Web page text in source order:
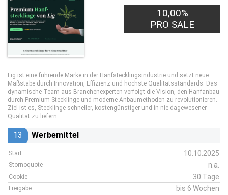
10,00%
PRO SALE
Lig ist eine führende Marke in der Hanfstecklingsindustrie und setzt neue
Maßstäbe durch Innovation, Effizienz und höchste Qualitätsstandards. Das
dynamische Team aus Branchenexperten verfolgt die Vision, den Hanfanbau
durch Premium-Stecklinge und moderne Anbaumethoden zu revolutionieren.
Ziel ist es, Stecklinge schneller, kostengünstiger und in nie dagewesener
Qualität zu liefern.
13 Werbemittel
Start 10.10.2025
Stornoquote n.a.
Cookie 30 Tage
Freigabe bis 6 Wochen